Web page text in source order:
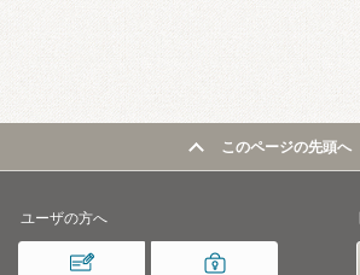
このページの先頭へ
ユーザの方へ